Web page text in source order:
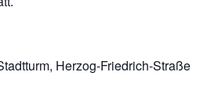
Herzog-Friedrich-Straße